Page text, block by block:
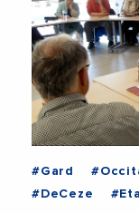
#Gard
#DeCeze